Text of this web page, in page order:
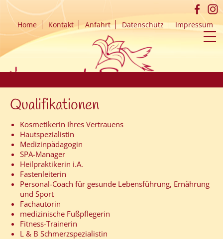
Home Kontakt Anfahrt Datenschutz Impressum
INHALTQualifikationen
Kosmetikerin Ihres Vertrauens
Hautspezialistin
Medizinpädagogin
SPA-Manager
Heilpraktikerin i.A.
Fastenleiterin
Personal-Coach für gesunde Lebensführung, Ernährung
und Sport
Fachautorin
medizinische Fußpflegerin
Fitness-Trainerin
L & B Schmerzspezialistin
▼
▼
▼
▼
▼